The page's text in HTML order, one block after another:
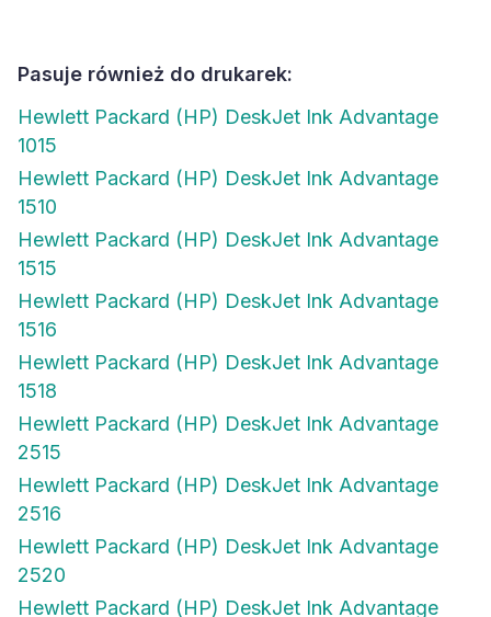
Pasuje również do drukarek:
Hewlett Packard (HP) DeskJet Ink Advantage
1015
Hewlett Packard (HP) DeskJet Ink Advantage
1510
Hewlett Packard (HP) DeskJet Ink Advantage
1515
Hewlett Packard (HP) DeskJet Ink Advantage
1516
Hewlett Packard (HP) DeskJet Ink Advantage
1518
Hewlett Packard (HP) DeskJet Ink Advantage
2515
Hewlett Packard (HP) DeskJet Ink Advantage
2516
Hewlett Packard (HP) DeskJet Ink Advantage
2520
Hewlett Packard (HP) DeskJet Ink Advantage